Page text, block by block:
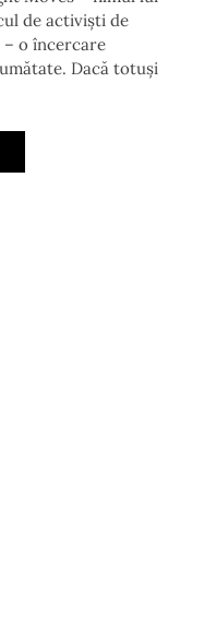
de activiști de
– o încercare
Dacă totuși